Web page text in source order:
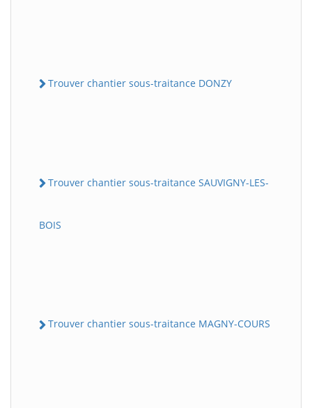
Trouver chantier sous-traitance DONZY
Trouver chantier sous-traitance SAUVIGNY-LES-
BOIS
Trouver chantier sous-traitance MAGNY-COURS